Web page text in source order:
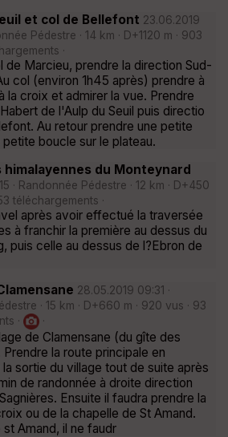
et col de Bellefont 23.06.2019
Pédestre · 14 km · D+1120 m · 903
·
de Marcieu, prendre la direction Sud-
col (environ 1h45 après) prendre à
la croix et admirer la vue. Prendre
de l'Aulp du Seuil puis directio
Au retour prendre une petite
boucle sur le plateau.
himalayennes du Monteynard
· Randonnée Pédestre · 12 km · D+450
téléchargements ·
après avoir effectué la traversée
à franchir la première au dessus du
puis celle au dessus de l?Ebron de
28.05.2019 09:31 ·
· 15 km · D+660 m · 920 vus · 93
·
·
de Clamensane (du gîte des
la route principale en
sortie du village tout de suite après
de randonnée à droite direction
Ensuite il faudra prendre la
ou de la chapelle de St Amand.
Amand, il ne faudr